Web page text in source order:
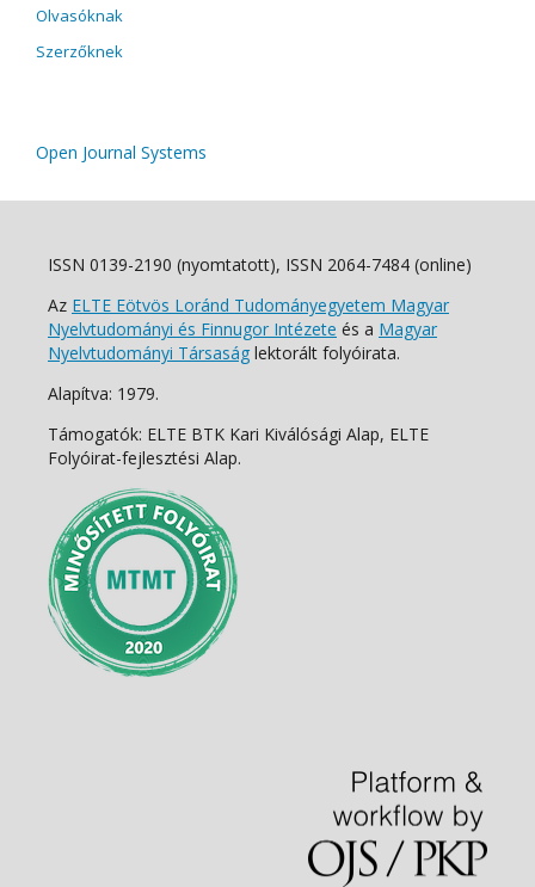
Olvasóknak
Szerzőknek
Open Journal Systems
ISSN 0139-2190 (nyomtatott), ISSN 2064-7484 (online)
Az ELTE Eötvös Loránd Tudományegyetem Magyar
Nyelvtudományi és Finnugor Intézete és a Magyar
Nyelvtudományi Társaság lektorált folyóirata.
Alapítva: 1979.
Támogatók: ELTE BTK Kari Kiválósági Alap, ELTE
Folyóirat-fejlesztési Alap.